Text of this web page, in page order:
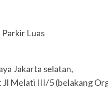
Luas
Jakarta selatan,
Jl Melati III/5 (belakang